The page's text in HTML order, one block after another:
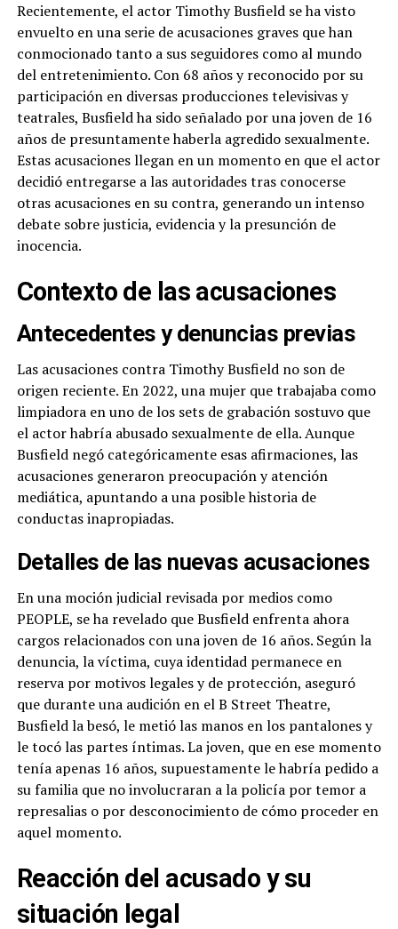
Recientemente, el actor Timothy Busfield se ha visto
envuelto en una serie de acusaciones graves que han
conmocionado tanto a sus seguidores como al mundo
del entretenimiento. Con 68 años y reconocido por su
participación en diversas producciones televisivas y
teatrales, Busfield ha sido señalado por una joven de 16
años de presuntamente haberla agredido sexualmente.
Estas acusaciones llegan en un momento en que el actor
decidió entregarse a las autoridades tras conocerse
otras acusaciones en su contra, generando un intenso
debate sobre justicia, evidencia y la presunción de
inocencia.
Contexto de las acusaciones
Antecedentes y denuncias previas
Las acusaciones contra Timothy Busfield no son de
origen reciente. En 2022, una mujer que trabajaba como
limpiadora en uno de los sets de grabación sostuvo que
el actor habría abusado sexualmente de ella. Aunque
Busfield negó categóricamente esas afirmaciones, las
acusaciones generaron preocupación y atención
mediática, apuntando a una posible historia de
conductas inapropiadas.
Detalles de las nuevas acusaciones
En una moción judicial revisada por medios como
PEOPLE, se ha revelado que Busfield enfrenta ahora
cargos relacionados con una joven de 16 años. Según la
denuncia, la víctima, cuya identidad permanece en
reserva por motivos legales y de protección, aseguró
que durante una audición en el B Street Theatre,
Busfield la besó, le metió las manos en los pantalones y
le tocó las partes íntimas. La joven, que en ese momento
tenía apenas 16 años, supuestamente le habría pedido a
su familia que no involucraran a la policía por temor a
represalias o por desconocimiento de cómo proceder en
aquel momento.
Reacción del acusado y su
situación legal